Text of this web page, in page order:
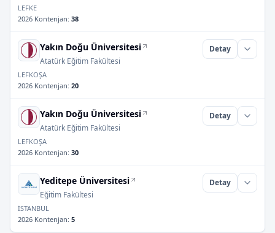
LEFKE
2026 Kontenjan: 38
Yakın Doğu Üniversitesi
Atatürk Eğitim Fakültesi
Detay
LEFKOŞA
2026 Kontenjan: 20
Yakın Doğu Üniversitesi
Atatürk Eğitim Fakültesi
Detay
LEFKOŞA
2026 Kontenjan: 30
Yeditepe Üniversitesi
Eğitim Fakültesi
Detay
İSTANBUL
2026 Kontenjan: 5